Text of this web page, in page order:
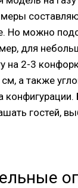
Но можно
для
на 2-3
а также
конфигурации.
гостей,